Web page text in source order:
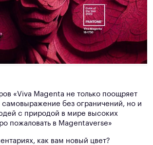
«Viva Magenta не только поощряет
без ограничений, но и
с природой в мире высоких
пожаловать в Magentaverse»
как вам новый цвет?